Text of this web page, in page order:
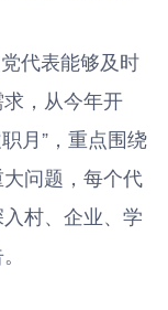
代表能够及时
，从今年开
月”，重点围绕
问题，每个代
村、企业、学